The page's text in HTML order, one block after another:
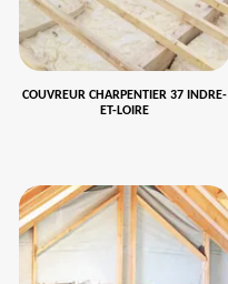
COUVREUR CHARPENTIER 37 INDRE-
ET-LOIRE